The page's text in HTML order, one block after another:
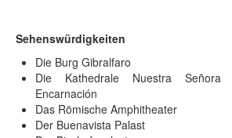
Sehenswürdigkeiten
Die Burg Gibralfaro
Die Kathedrale Nuestra
Encarnación
Das Römische Amphitheater
Der Buenavista Palast